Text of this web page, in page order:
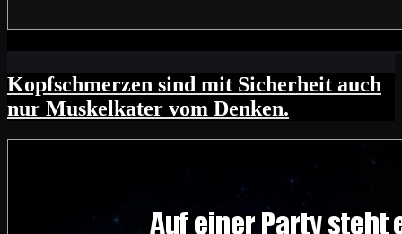
Kopfschmerzen sind mit Sicherheit auch
nur Muskelkater vom Denken.